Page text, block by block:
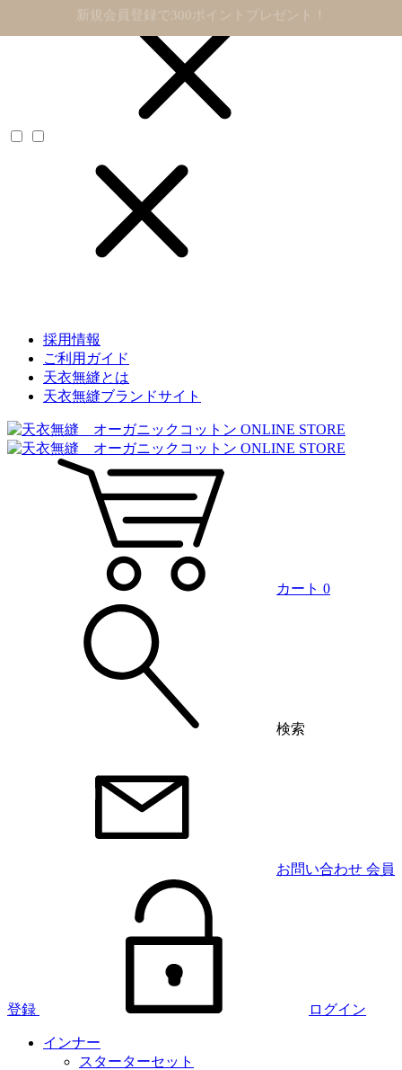
11,000円以上で送料無料
採用情報
ご利用ガイド
天衣無縫とは
天衣無縫ブランドサイト
カート 0
検索
お問い合わせ 会員
登録 ログイン
インナー
スターターセット